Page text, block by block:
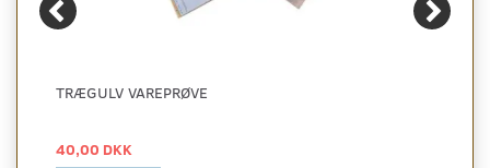
TRÆGULV VAREPRØVE
40,00 DKK